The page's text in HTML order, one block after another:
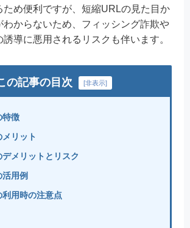
ため便利ですが、短縮URLの見た目か
わからないため、フィッシング詐欺や
導に悪用されるリスクも伴います。
の記事の目次 [非表示]
特徴
リット
メリットとリスク
用例
用時の注意点